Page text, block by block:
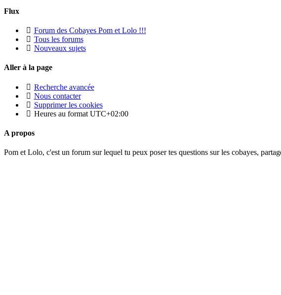
Flux
Forum des Cobayes Pom et Lolo !!!
Tous les forums
Nouveaux sujets
Aller à la page
Recherche avancée
Nous contacter
Supprimer les cookies
Heures au format UTC+02:00
A propos
Pom et Lolo, c'est un forum sur lequel tu peux poser tes questions sur les cobayes,